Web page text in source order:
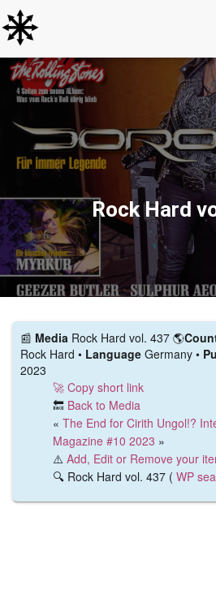
Rock Hard
📰️ Media Rock Hard vol. 437 🌎
Rock Hard • Language Germany •
2023
🚀 Copy short link
🔙 Back to Media
« The End for Cirith Ungol!?
Magazine #10 2023 »
⚠️ Add, Edit or Remove your
🔍 Rock Hard vol. 437 ( WP